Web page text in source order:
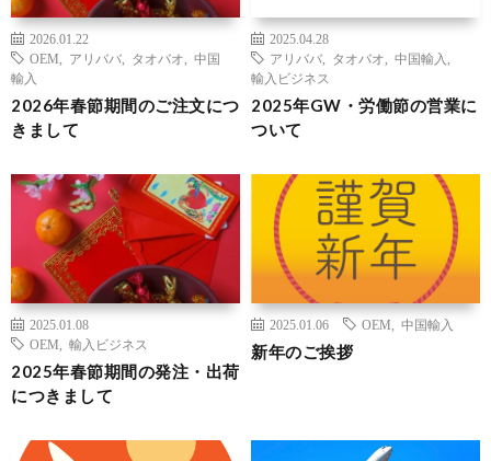
2026.01.22
OEM
アリババ タオバオ
中国
輸入
2026年春節期間のご注文につ
きまして
2025.04.28
アリババ
タオバオ 中国輸入
輸入ビジネス
2025年GW・労働節の営業に
ついて
2025.01.08
OEM
輸入ビジネス
2025年春節期間の発注・出荷
につきまして
2025.01.06 OEM 中国輸入
新年のご挨拶